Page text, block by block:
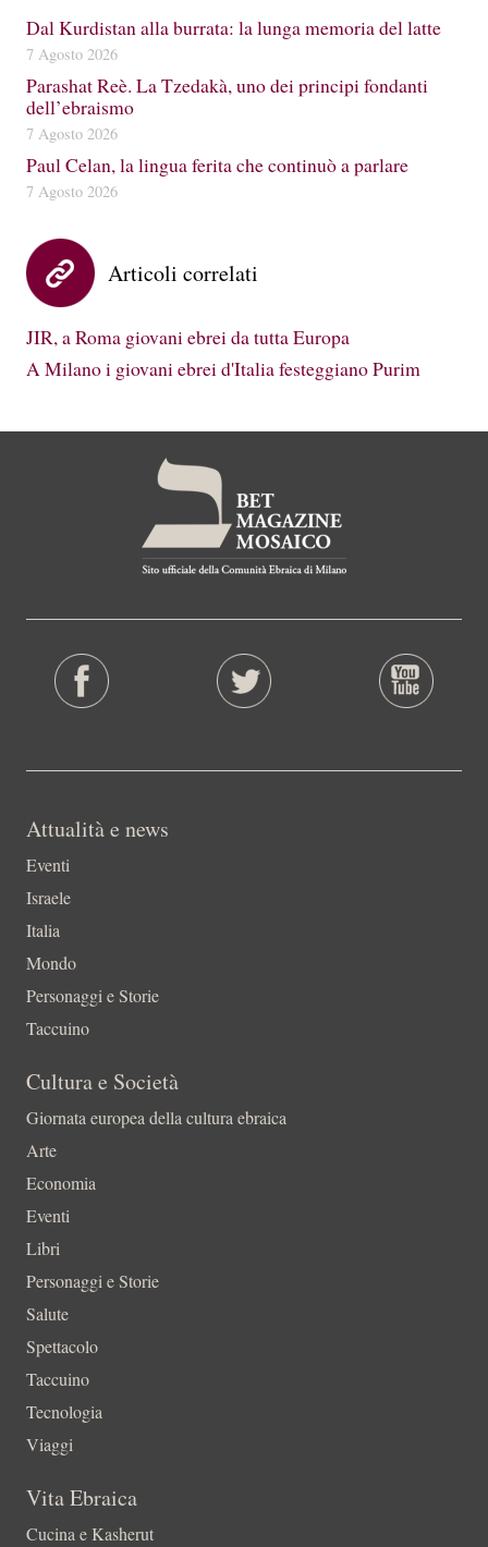
Dal Kurdistan alla burrata: la lunga memoria del latte
7 Agosto 2026
Parashat Reè. La Tzedakà, uno dei principi fondanti
dell’ebraismo
7 Agosto 2026
Paul Celan, la lingua ferita che continuò a parlare
7 Agosto 2026
Articoli correlati
JIR, a Roma giovani ebrei da tutta Europa
A Milano i giovani ebrei d'Italia festeggiano Purim
Attualità e news
Eventi
Israele
Italia
Mondo
Personaggi e Storie
Taccuino
Cultura e Società
Giornata europea della cultura ebraica
Arte
Economia
Eventi
Libri
Personaggi e Storie
Salute
Spettacolo
Taccuino
Tecnologia
Viaggi
Vita Ebraica
Cucina e Kasherut